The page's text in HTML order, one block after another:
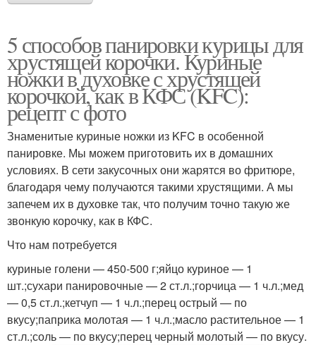
5 способов панировки курицы для
хрустящей корочки. Куриные
ножки в духовке с хрустящей
корочкой, как в КФС (KFC):
рецепт с фото
Знаменитые куриные ножки из KFC в особенной
панировке. Мы можем приготовить их в домашних
условиях. В сети закусочных они жарятся во фритюре,
благодаря чему получаются такими хрустящими. А мы
запечем их в духовке так, что получим точно такую же
звонкую корочку, как в КФС.
Что нам потребуется
куриные голени — 450-500 г;яйцо куриное — 1
шт.;сухари панировочные — 2 ст.л.;горчица — 1 ч.л.;мед
— 0,5 ст.л.;кетчуп — 1 ч.л.;перец острый — по
вкусу;паприка молотая — 1 ч.л.;масло растительное — 1
ст.л.;соль — по вкусу;перец черный молотый — по вкусу.